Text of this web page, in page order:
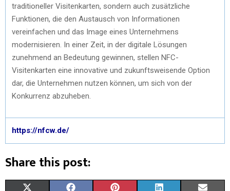
traditioneller Visitenkarten, sondern auch zusätzliche
Funktionen, die den Austausch von Informationen
vereinfachen und das Image eines Unternehmens
modernisieren. In einer Zeit, in der digitale Lösungen
zunehmend an Bedeutung gewinnen, stellen NFC-
Visitenkarten eine innovative und zukunftsweisende Option
dar, die Unternehmen nutzen können, um sich von der
Konkurrenz abzuheben.
https://nfcw.de/
Share this post: